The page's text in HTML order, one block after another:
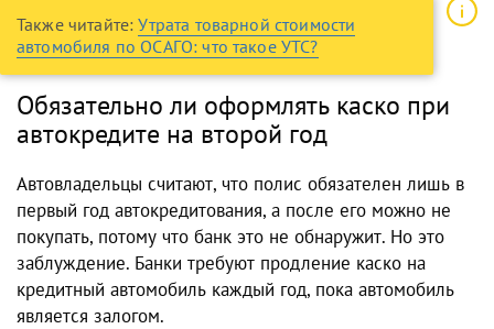
Также читайте:Утрата товарной стоимости
автомобиля по ОСАГО: что такое УТС?
Обязательно ли оформлять каско при
автокредите на второй год
Автовладельцы считают, что полис обязателен лишь в
первый год автокредитования, а после его можно не
покупать, потому что банк это не обнаружит. Но это
заблуждение. Банки требуют продление каско на
кредитный автомобиль каждый год, пока автомобиль
является залогом.